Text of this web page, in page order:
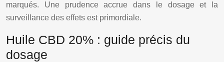
marqués. Une prudence accrue dans le dosage et la
surveillance des effets est primordiale.
Huile CBD 20% : guide précis du
dosage